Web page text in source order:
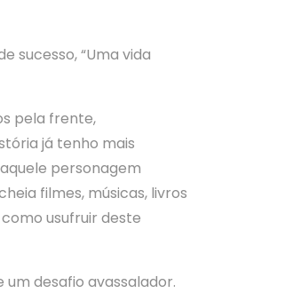
sucesso, “Uma vida
pela frente,
já tenho mais
personagem
filmes, músicas, livros
usufruir deste
desafio avassalador.